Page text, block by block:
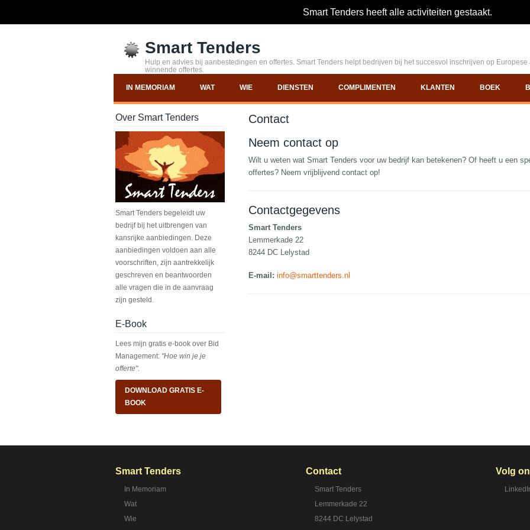
Smart Tenders heeft alle activiteiten gestaakt.
Smart Tenders
Hulp en advies bij aanbestedingen en offertes. Smart Tenders helpt bedrijven bij het succesvol inschrijven op
winnende offertes.
IN MEMORIAM WAT WIE DIENSTEN COMPLIMENTEN KLANTEN BOEK
Contact
Neem contact op
Wilt u weten wat Smart Tenders voor uw bedrijf kan betekenen? Of heeft u een
offertes? Neem vrijblijvend contact op!
Contactgegevens
Smart Tenders
Lemmerkade 22
8244 DC Lelystad
E-mail: info@smarttenders.nl
Over Smart Tenders
Smart Tenders begeleidt uw
bedrijf bij het uitbrengen van
kansrijke aanbiedingen. Deze
aanbiedingen voldoen aan alle
voorschriften, zijn aantrekkelijk
geschreven en beantwoorden
alle vragen die in de aanvraag
zijn gesteld.
E-Book
Lees mijn gratis e-book over Bid
Management: "Hoe win je je
offerte".
DOWNLOAD GRATIS E-
BOOK
Smart Tenders
In Memoriam
Wat
Wie
Contact
Smart Tenders
Lemmerkade 22
8244 DC Lelystad
Volg